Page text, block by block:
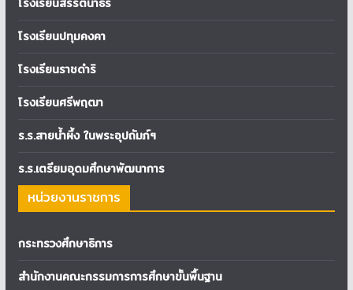
โรงเรียนปทุมคงคา
โรงเรียนราชดำริ
โรงเรียนศรีพฤฒา
ร.ร.สายน้ำผึ้ง ในพระอุปถัมภ์ฯ
ร.ร.เตรียมอุดมศึกษาพัฒนาการ
หน่วยงานราชการ
กระทรวงศึกษาธิการ
สำนักงานคณะกรรมการการศึกษาขั้นพื้นฐาน